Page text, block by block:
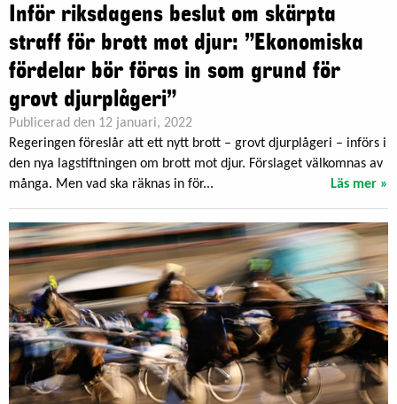
Inför riksdagens beslut om skärpta
straff för brott mot djur: ”Ekonomiska
fördelar bör föras in som grund för
grovt djurplågeri”
Publicerad den 12 januari, 2022
Regeringen föreslår att ett nytt brott – grovt djurplågeri – införs i
den nya lagstiftningen om brott mot djur. Förslaget välkomnas av
många. Men vad ska räknas in för...
Läs mer »